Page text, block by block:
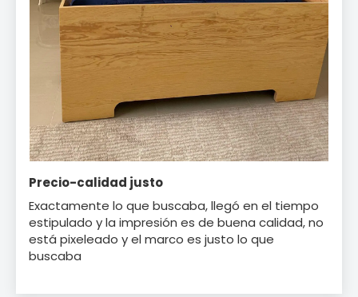
Precio-calidad justo
Exactamente lo que buscaba, llegó en el tiempo
estipulado y la impresión es de buena calidad, no
está pixeleado y el marco es justo lo que
buscaba